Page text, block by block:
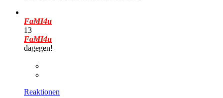
FaMI4u
13
FaMI4u
dagegen!
Reaktionen